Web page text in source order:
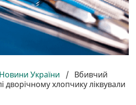
Новини України / Вбивчий
дворічному хлопчику ліквували